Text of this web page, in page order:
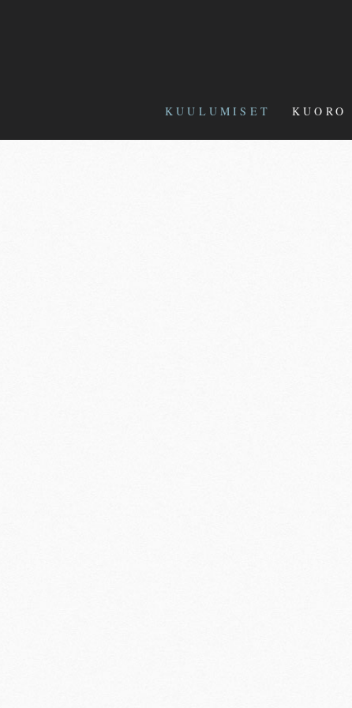
KUULUMISET KUORO